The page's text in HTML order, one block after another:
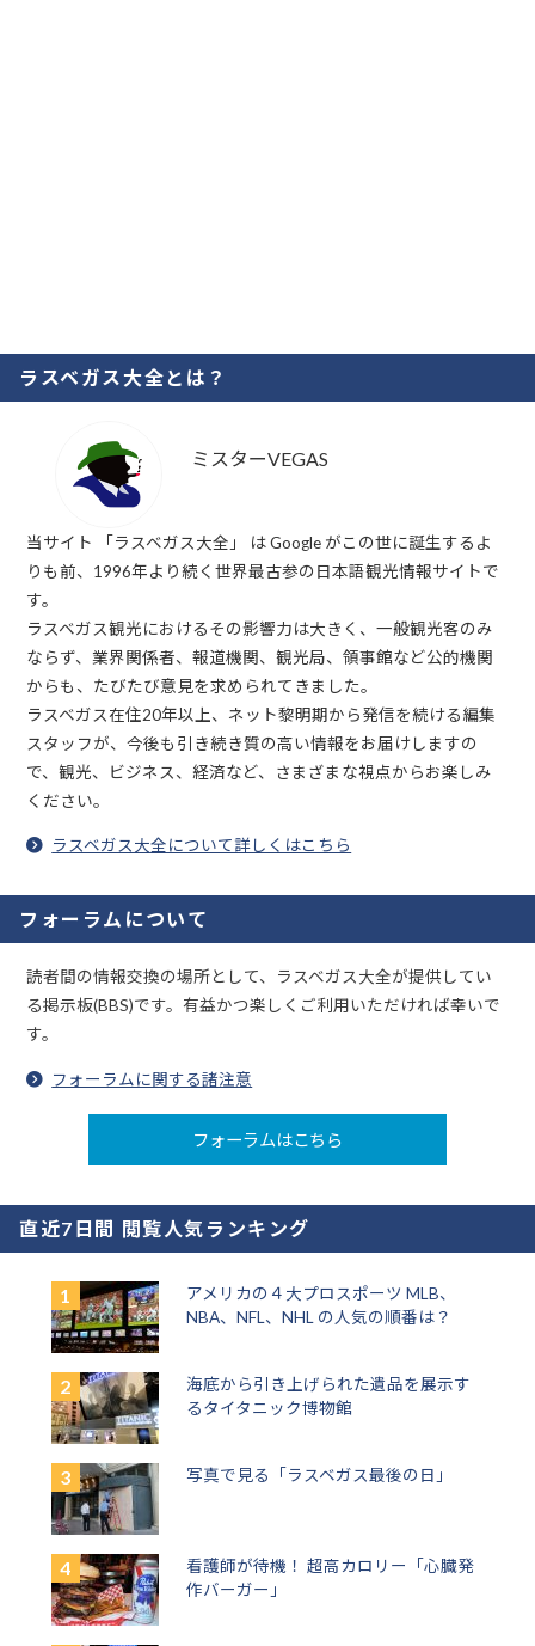
ラスベガス大全とは？
ミスターVEGAS
当サイト 「ラスベガス大全」 は Google がこの世に誕生するよ
りも前、1996年より続く世界最古参の日本語観光情報サイトで
す。
ラスベガス観光におけるその影響力は大きく、一般観光客のみ
ならず、業界関係者、報道機関、観光局、領事館など公的機関
からも、たびたび意見を求められてきました。
ラスベガス在住20年以上、ネット黎明期から発信を続ける編集
スタッフが、今後も引き続き質の高い情報をお届けしますの
で、観光、ビジネス、経済など、さまざまな視点からお楽しみ
ください。
ラスベガス大全について詳しくはこちら
フォーラムについて
読者間の情報交換の場所として、ラスベガス大全が提供してい
る掲示板(BBS)です。有益かつ楽しくご利用いただければ幸いで
す。
フォーラムに関する諸注意
フォーラムはこちら
直近7日間 閲覧人気ランキング
アメリカの４大プロスポーツ MLB、
NBA、NFL、NHL の人気の順番は？
海底から引き上げられた遺品を展示す
るタイタニック博物館
写真で見る「ラスベガス最後の日」
看護師が待機！ 超高カロリー「心臓発
作バーガー」